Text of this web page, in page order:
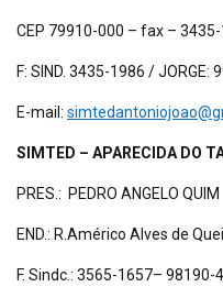
CEP 79910-000 – fax –
F: SIND. 3435-1986 / JORGE:
E-mail:
SIMTED – APARECIDA DO
PRES.: PEDRO ANGELO QUIM
END.: R.Américo Alves de
F. Sindc.: 3565-1657– 98190-